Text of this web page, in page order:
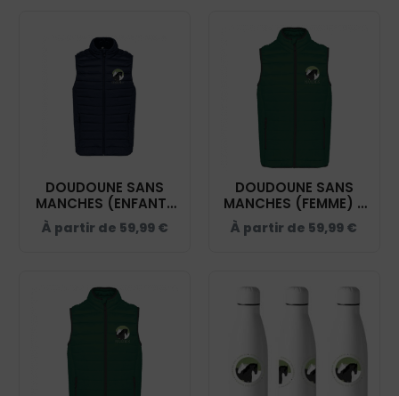
DOUDOUNE SANS
MANCHES (ENFANT)
- DOMAINE DES
HARDIES - NAVY -
À partir de 59,99 €
DOUDOUNE SANS
MANCHES (FEMME) -
DOMAINE DES
HARDIES - VERT
À partir de 59,99 €